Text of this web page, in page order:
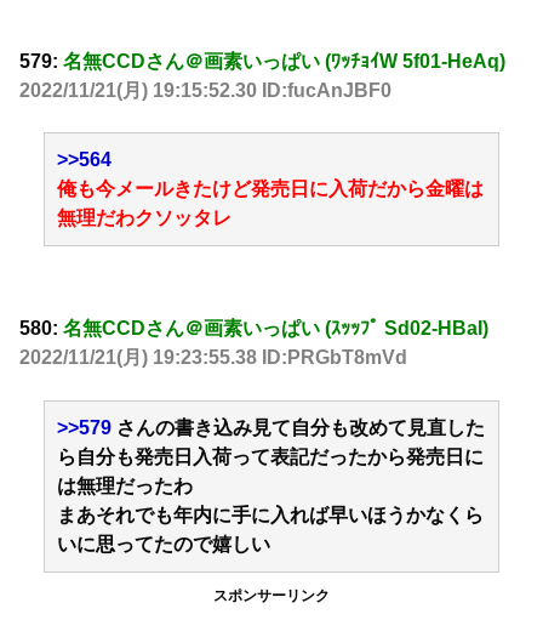
579: 名無CCDさん＠画素いっぱい (ﾜｯﾁｮｲW 5f01-HeAq)
2022/11/21(月) 19:15:52.30 ID:fucAnJBF0
>>564
俺も今メールきたけど発売日に入荷だから金曜は
無理だわクソッタレ
580: 名無CCDさん＠画素いっぱい (ｽｯｯﾌﾟ Sd02-HBaI)
2022/11/21(月) 19:23:55.38 ID:PRGbT8mVd
>>579 さんの書き込み見て自分も改めて見直した
ら自分も発売日入荷って表記だったから発売日に
は無理だったわ
まあそれでも年内に手に入れば早いほうかなくら
いに思ってたので嬉しい
スポンサーリンク